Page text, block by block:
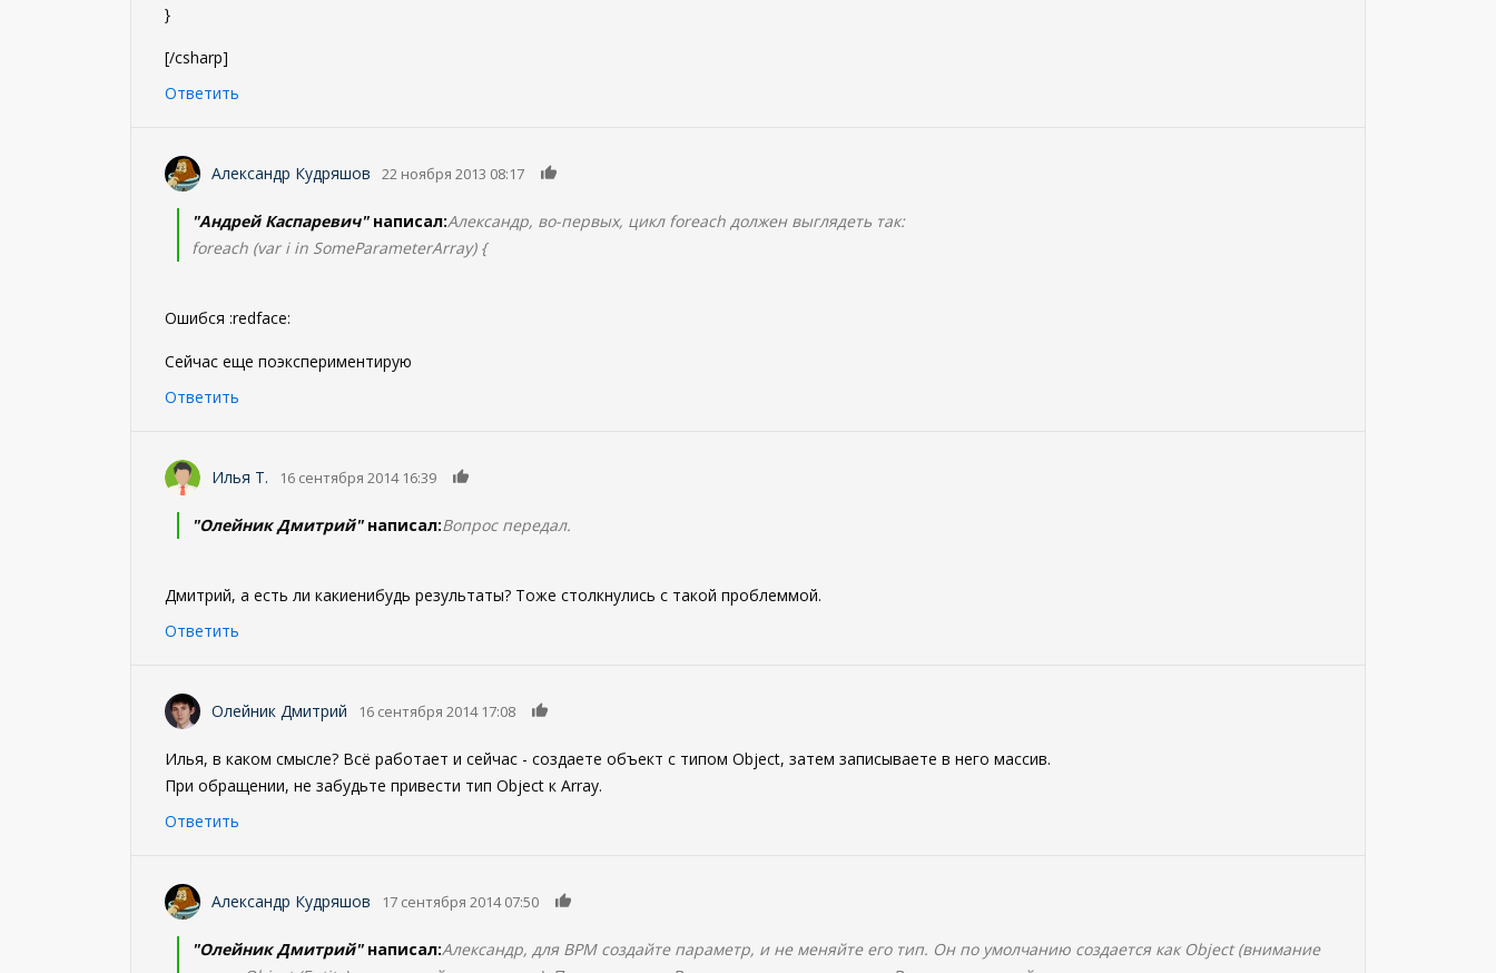
}
[/csharp]
Ответить
Александр Кудряшов 22 ноября 2013 08:17
"Андрей Каспаревич"написал:Александр, во-первых, цикл foreach должен выглядеть так:
foreach (var i in SomeParameterArray) {
Ошибся :redface:
Сейчас еще поэкспериментирую
Ответить
Илья Т. 16 сентября 2014 16:39
"Олейник Дмитрий"написал:Вопрос передал.
Дмитрий, а есть ли какиенибудь результаты? Тоже столкнулись с такой проблеммой.
Ответить
Олейник Дмитрий 16 сентября 2014 17:08
Илья, в каком смысле? Всё работает и сейчас - создаете объект с типом Object, затем записываете в него массив.
При обращении, не забудьте привести тип Object к Array.
Ответить
Александр Кудряшов 17 сентября 2014 07:50
"Олейник Дмитрий"написал:Александр, для BPM создайте параметр, и не меняйте его тип. Он по умолчанию создается как Object (внимание